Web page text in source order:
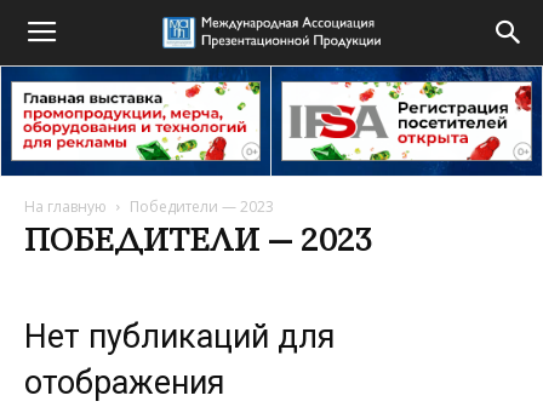
На главную Победители — 2023
ПОБЕДИТЕЛИ — 2023
Нет публикаций для
отображения